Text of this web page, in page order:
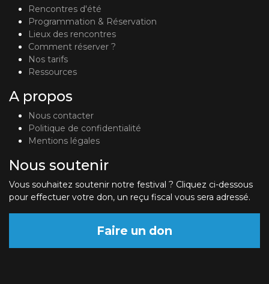
Rencontres d'été
Programmation & Réservation
Lieux des rencontres
Comment réserver ?
Nos tarifs
Ressources
A propos
Nous contacter
Politique de confidentialité
Mentions légales
Nous soutenir
Vous souhaitez soutenir notre festival ? Cliquez ci-dessous
pour effectuer votre don, un reçu fiscal vous sera adressé.
Faire un don